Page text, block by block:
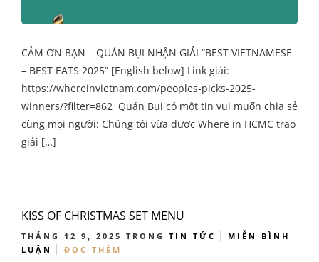
CẢM ƠN BẠN – QUÁN BỤI NHẬN GIẢI “BEST VIETNAMESE
– BEST EATS 2025” [English below] Link giải:
https://whereinvietnam.com/peoples-picks-2025-
winners/?filter=862 Quán Bụi có một tin vui muốn chia sẻ
cùng mọi người: Chúng tôi vừa được Where in HCMC trao
giải […]
KISS OF CHRISTMAS SET MENU
THÁNG 12 9, 2025 TRONG TIN TỨC
MIỄN BÌNH
LUẬN
ĐỌC THÊM